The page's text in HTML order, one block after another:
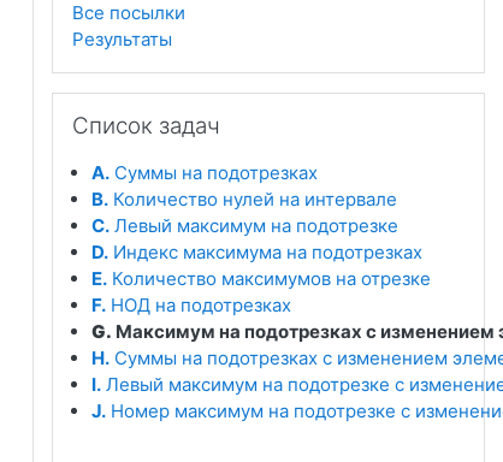
Все посылки
Результаты
Список задач
A. Суммы на подотрезках
B. Количество нулей на интервале
C. Левый максимум на подотрезке
D. Индекс максимума на подотрезках
E. Количество максимумов на отрезке
F. НОД на подотрезках
G. Максимум на подотрезках с изменением
H. Суммы на подотрезках с изменением
I. Левый максимум на подотрезке с
J. Номер максимум на подотрезке с